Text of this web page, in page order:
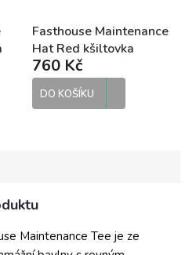
Fasthouse Maintenance
Hat Red kšiltovka
760 Kč
DO KOŠÍKU
Maintenance Tee je ze